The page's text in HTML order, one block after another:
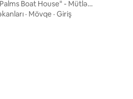
rəy
Boat House" - Mütləq
· Mövqe · Giriş